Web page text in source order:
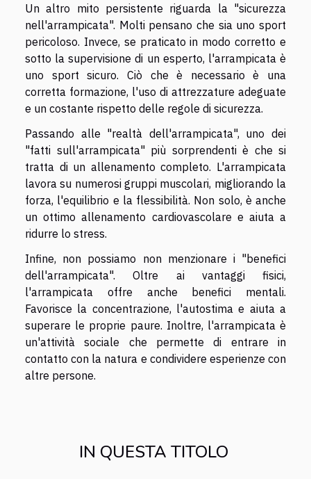
Un altro mito persistente riguarda la "sicurezza
nell'arrampicata". Molti pensano che sia uno sport
pericoloso. Invece, se praticato in modo corretto e
sotto la supervisione di un esperto, l'arrampicata è
uno sport sicuro. Ciò che è necessario è una
corretta formazione, l'uso di attrezzature adeguate
e un costante rispetto delle regole di sicurezza.
Passando alle "realtà dell'arrampicata", uno dei
"fatti sull'arrampicata" più sorprendenti è che si
tratta di un allenamento completo. L'arrampicata
lavora su numerosi gruppi muscolari, migliorando la
forza, l'equilibrio e la flessibilità. Non solo, è anche
un ottimo allenamento cardiovascolare e aiuta a
ridurre lo stress.
Infine, non possiamo non menzionare i "benefici
dell'arrampicata". Oltre ai vantaggi fisici,
l'arrampicata offre anche benefici mentali.
Favorisce la concentrazione, l'autostima e aiuta a
superare le proprie paure. Inoltre, l'arrampicata è
un'attività sociale che permette di entrare in
contatto con la natura e condividere esperienze con
altre persone.
IN QUESTA TITOLO